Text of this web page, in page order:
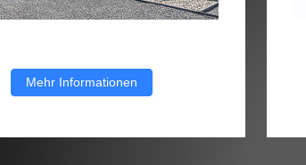
Mehr Informationen